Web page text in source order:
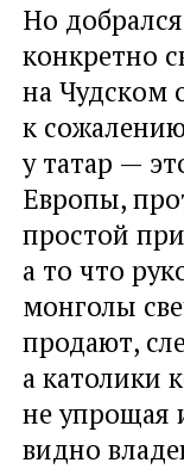
Но
конкретно
на Чудском
к
у татар —
Европы,
простой
а то что
монголы
продают,
а католики
не упрощая
видно